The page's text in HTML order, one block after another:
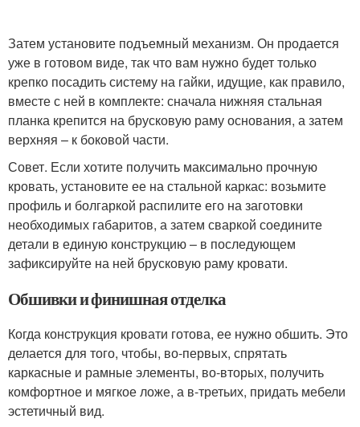
Затем установите подъемный механизм. Он продается
уже в готовом виде, так что вам нужно будет только
крепко посадить систему на гайки, идущие, как правило,
вместе с ней в комплекте: сначала нижняя стальная
планка крепится на брусковую раму основания, а затем
верхняя – к боковой части.
Совет. Если хотите получить максимально прочную
кровать, установите ее на стальной каркас: возьмите
профиль и болгаркой распилите его на заготовки
необходимых габаритов, а затем сваркой соедините
детали в единую конструкцию – в последующем
зафиксируйте на ней брусковую раму кровати.
Обшивки и финишная отделка
Когда конструкция кровати готова, ее нужно обшить. Это
делается для того, чтобы, во-первых, спрятать
каркасные и рамные элементы, во-вторых, получить
комфортное и мягкое ложе, а в-третьих, придать мебели
эстетичный вид.